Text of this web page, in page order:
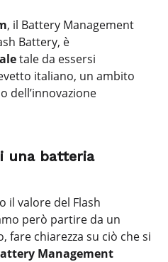
, il Battery Management
Battery, è
tale da essersi
italiano, un ambito
dell’innovazione
una batteria
il valore del Flash
però partire da un
fare chiarezza su ciò che si
Management